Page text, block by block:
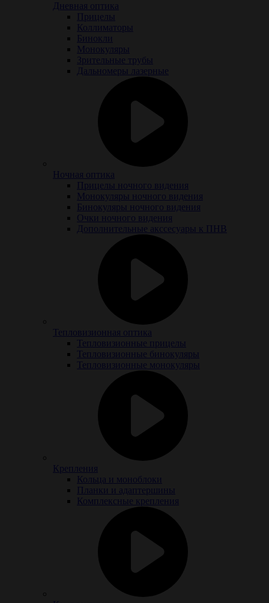
Дневная оптика
Прицелы
Коллиматоры
Бинокли
Монокуляры
Зрительные трубы
Дальномеры лазерные
Ночная оптика
Прицелы ночного видения
Монокуляры ночного видения
Бинокуляры ночного видения
Очки ночного видения
Дополнительные акссесуары к ПНВ
Тепловизионная оптика
Тепловизионные прицелы
Тепловизионные бинокуляры
Тепловизионные монокуляры
Крепления
Кольца и моноблоки
Планки и адаптершины
Комплексные крепления